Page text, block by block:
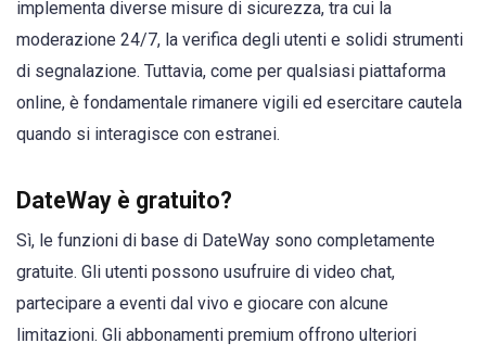
implementa diverse misure di sicurezza, tra cui la
moderazione 24/7, la verifica degli utenti e solidi strumenti
di segnalazione. Tuttavia, come per qualsiasi piattaforma
online, è fondamentale rimanere vigili ed esercitare cautela
quando si interagisce con estranei.
DateWay è gratuito?
Sì, le funzioni di base di DateWay sono completamente
gratuite. Gli utenti possono usufruire di video chat,
partecipare a eventi dal vivo e giocare con alcune
limitazioni. Gli abbonamenti premium offrono ulteriori